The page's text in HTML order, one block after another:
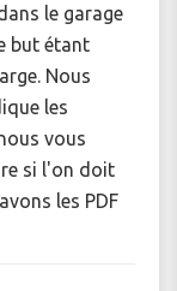
le garage
but étant
Nous
les
vous
si l'on doit
les PDF